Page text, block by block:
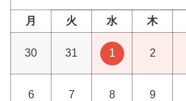
月 火 水 木
30 31 1 2
6 7 8 9